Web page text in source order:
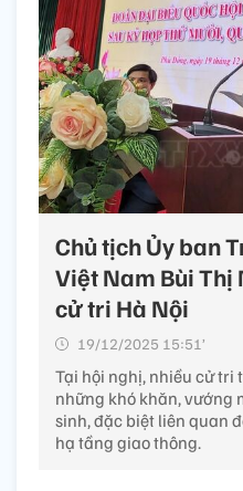
Chủ tịch Ủy ban
Việt Nam Bùi
cử tri Hà Nội
19/12/2025 15:51’
Tại hội nghị, nhiều cử
những khó khăn, vướng
sinh, đặc biệt liên quan
hạ tầng giao thông.